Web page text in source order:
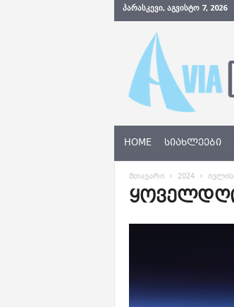
ᲞᲐᲠᲐᲡᲙᲔᲕᲘ, ᲐᲒᲕᲘᲡᲢᲝ 7, 2026
N
w
s
HOME ᲡᲘᲐᲮᲚᲔᲔᲑᲘ
მთავარი 2024